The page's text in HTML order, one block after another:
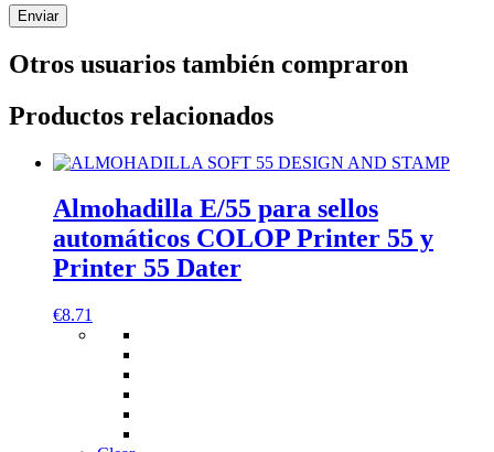
Otros usuarios también compraron
Productos relacionados
Almohadilla E/55 para sellos
automáticos COLOP Printer 55 y
Printer 55 Dater
€8.71